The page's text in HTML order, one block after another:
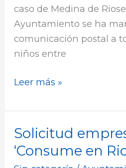
caso de Medina de
Ayuntamiento se ha
comunicación postal a
niños entre
Leer más »
Solicitud
‘Consume en
Solicitud
empresas